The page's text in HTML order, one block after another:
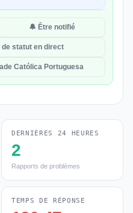
🔔 Être notifié
de statut en direct
Católica Portuguesa
DERNIÈRES 24 HEURES
2
Rapports de problèmes
TEMPS DE RÉPONSE